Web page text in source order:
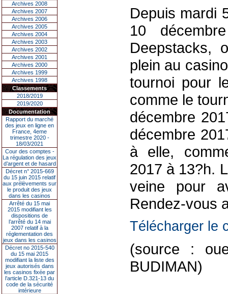
Archives 2008
Archives 2007
Archives 2006
Archives 2005
Archives 2004
Archives 2003
Archives 2002
Archives 2001
Archives 2000
Archives 1999
Archives 1998
Classements
2018/2019
2019/2020
Documentation
Rapport du marché
des jeux en ligne en
France, 4eme
trimestre 2020 -
18/03/2021
Cour des comptes -
La régulation des jeux
d’argent et de hasard
Décret n° 2015-669
du 15 juin 2015 relatif
aux prélèvements sur
le produit des jeux
dans les casinos
Arrêté du 15 mai
2015 modifiant les
dispositions de
l’arrêté du 14 mai
2007 relatif à la
réglementation des
jeux dans les casinos
Décret no 2015-540
du 15 mai 2015
modifiant la liste des
jeux autorisés dans
les casinos fixée par
l’article D.321-13 du
code de la sécurité
intérieure
Depuis mardi
10
Deepstacks,
plein au
tournoi pour
comme le
décembre
décembre
à elle,
2017 à 13?h.
veine pour
Rendez-vous
Télécharger le
(source :
BUDIMAN)